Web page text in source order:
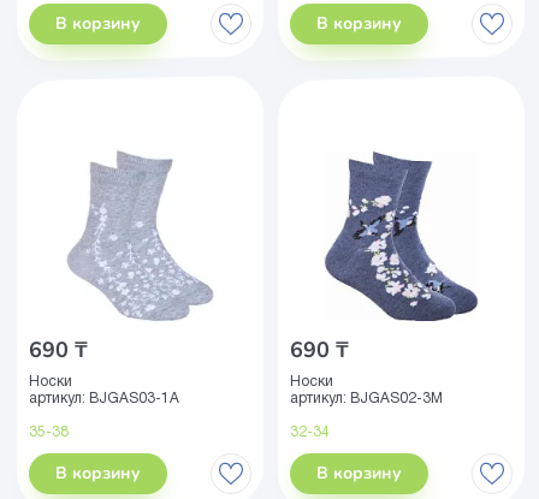
В корзину В корзину
690 ₸
Носки
артикул: BJGAS03-1A
35-38
В корзину
690 ₸
Носки
артикул: BJGAS02-3M
32-34
В корзину